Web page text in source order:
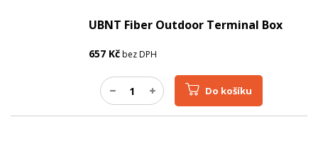
UBNT Fiber Outdoor Terminal Box
657 Kčbez DPH
Do košíku